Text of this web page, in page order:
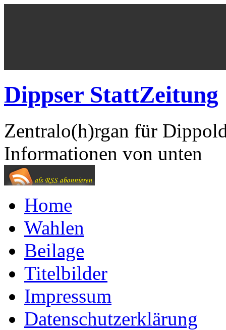
Dippser StattZeitung
Zentralo(h)rgan für
Informationen von unten
Home
Wahlen
Beilage
Titelbilder
Impressum
Datenschutzerklärung